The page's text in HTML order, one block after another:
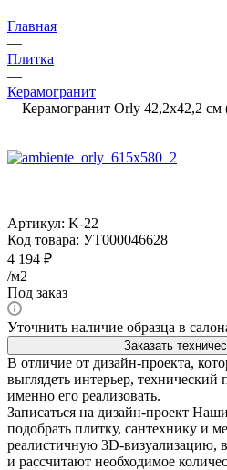
Главная
—
Плитка
—
Керамогранит
—Керамогранит Orly 42,2x42,2
Артикул: K-22
Код товара: УТ000046628
4 194 ₽
/м2
Под заказ
Уточнить наличие образца в
Заказать
В отличие от дизайн-проекта,
выглядеть интерьер, технический
именно его реализовать.
Записаться на дизайн-проект Наши
подобрать плитку, сантехнику и
реалистичную 3D-визуализацию,
и рассчитают необходимое